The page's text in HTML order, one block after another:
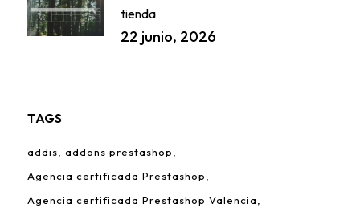
tienda
22 junio, 2026
TAGS
addis
addons prestashop
Agencia certificada Prestashop
Agencia certificada Prestashop Valencia